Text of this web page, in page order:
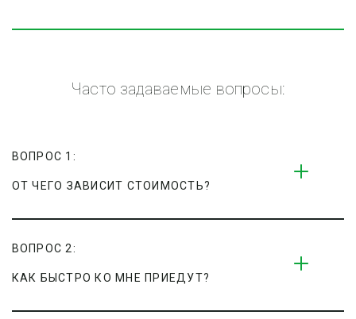
Часто задаваемые вопросы:
ВОПРОС 1:
ОТ ЧЕГО ЗАВИСИТ СТОИМОСТЬ?
ВОПРОС 2:
КАК БЫСТРО КО МНЕ ПРИЕДУТ?